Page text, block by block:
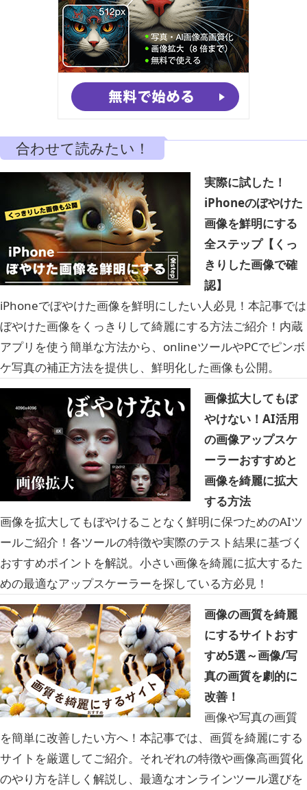
合わせて読みたい！
実際に試した！
iPhoneのぼやけた
画像を鮮明にする
全ステップ【くっ
きりした画像で確
認】
iPhoneでぼやけた画像を鮮明にしたい人必見！本記事では
ぼやけた画像をくっきりして綺麗にする方法ご紹介！内蔵
アプリを使う簡単な方法から、onlineツールやPCでピンボ
ケ写真の補正方法を提供し、鮮明化した画像も公開。
画像拡大してもぼ
やけない！AI活用
の画像アップスケ
ーラーおすすめと
画像を綺麗に拡大
する方法
画像を拡大してもぼやけることなく鮮明に保つためのAIツ
ールご紹介！各ツールの特徴や実際のテスト結果に基づく
おすすめポイントを解説。小さい画像を綺麗に拡大するた
めの最適なアップスケーラーを探している方必見！
画像の画質を綺麗
にするサイトおす
すめ5選～画像/写
真の画質を劇的に
改善！
画像や写真の画質
を簡単に改善したい方へ！本記事では、画質を綺麗にする
サイトを厳選してご紹介。それぞれの特徴や画像高画質化
のやり方を詳しく解説し、最適なオンラインツール選びを